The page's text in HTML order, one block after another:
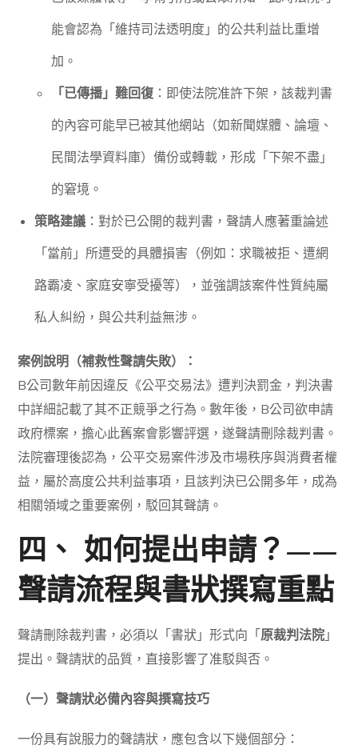
能會認為「維持司法透明度」的公共利益比重增
加。
「已傳播」難回復：即使法院准許下架，該裁判書
的內容可能早已被其他網站（如新聞媒體、論壇、
民間法學資料庫）備份或轉載，形成「下架不盡」
的窘境。
策略建議 ：對於已公開的裁判書，聲請人應著重論述
「當前」所遭受的具體損害（例如：求職被拒、遭網
路霸凌、家庭安寧受擾等），並強調該案件性質純屬
私人糾紛，與公共利益無涉。
案例說明（補救性聲請失敗）：
B公司數年前因違反《公平交易法》遭判決罰金，判決書
中詳細記載了其不正競爭之行為。數年後，B公司欲申請
政府標案，擔心此舊案會影響評選，遂聲請刪除裁判書。
法院審理後認為，公平交易案件涉及市場秩序與消費者權
益，屬於高度公共利益事項，且該判決已公開多年，成為
相關領域之重要案例，駁回其聲請。
四、 如何提出申請？——
聲請流程與書狀撰寫重點
聲請刪除裁判書，必須以「書狀」形式向「原裁判法院」
提出。聲請狀的品質，直接影響了准駁與否。
（一）聲請狀必備內容與撰寫技巧
一份具有說服力的聲請狀，應包含以下幾個部分：